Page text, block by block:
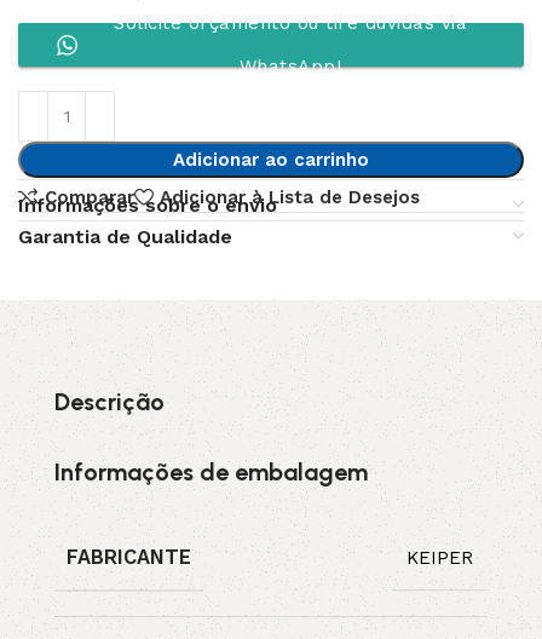
Solicite orçamento ou tire dúvidas via
WhatsApp!
Adicionar ao carrinho
Comparar
Adicionar à Lista de Desejos
Informações sobre o envio
Garantia de Qualidade
Descrição
Informações de embalagem
FABRICANTE KEIPER